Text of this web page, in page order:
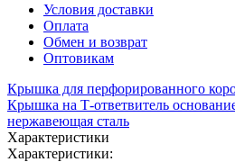
Условия доставки
Оплата
Обмен и возврат
Оптовикам
Крышка для перфорированного
Крышка на Т-ответвитель
нержавеющая сталь
Характеристики
Характеристики: